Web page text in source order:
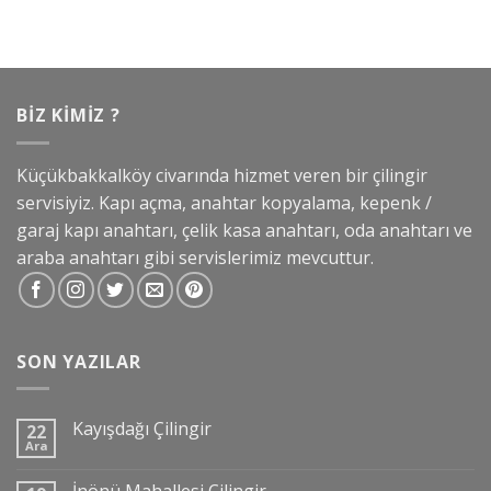
BIZ KIMIZ ?
Küçükbakkalköy civarında hizmet veren bir çilingir
servisiyiz. Kapı açma, anahtar kopyalama, kepenk /
garaj kapı anahtarı, çelik kasa anahtarı, oda anahtarı ve
araba anahtarı gibi servislerimiz mevcuttur.
SON YAZILAR
22
Ara
Kayışdağı Çilingir